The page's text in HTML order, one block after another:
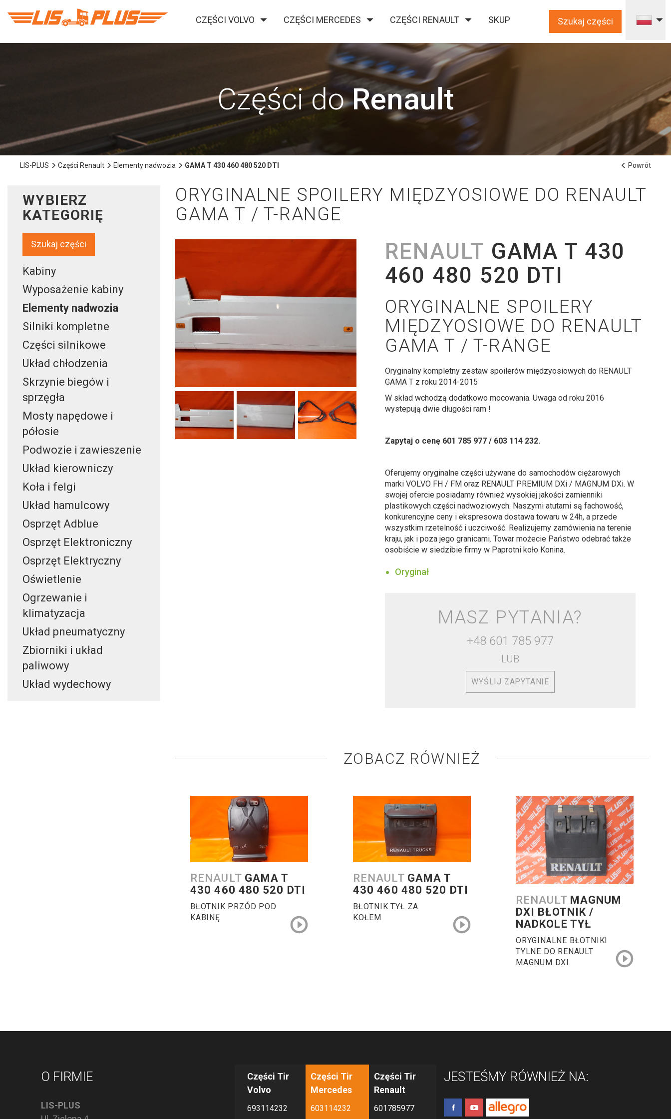
CZĘŚCI VOLVO CZĘŚCI MERCEDES CZĘŚCI RENAULT
SKUP
Szukaj części
Części doRenault
LIS-PLUS Części Renault Elementy nadwozia GAMA T 430 460 480 520 DTI Powrót
WYBIERZ
KATEGORIĘ
Szukaj części
Kabiny
Wyposażenie kabiny
Elementy nadwozia
Silniki kompletne
Części silnikowe
Układ chłodzenia
Skrzynie biegów i
sprzęgła
Mosty napędowe i
półosie
Podwozie i zawieszenie
Układ kierowniczy
Koła i felgi
Układ hamulcowy
Osprzęt Adblue
Osprzęt Elektroniczny
Osprzęt Elektryczny
Oświetlenie
Ogrzewanie i
klimatyzacja
Układ pneumatyczny
Zbiorniki i układ
paliwowy
Układ wydechowy
ORYGINALNE SPOILERY MIĘDZYOSIOWE DO RENAULT
GAMA T / T-RANGE
RENAULT GAMA T 430
460 480 520 DTI
ORYGINALNE SPOILERY
MIĘDZYOSIOWE DO RENAULT
GAMA T / T-RANGE
Oryginalny kompletny zestaw spoilerów międzyosiowych do RENAULT
GAMA T z roku 2014-2015
W skład wchodzą dodatkowo mocowania. Uwaga od roku 2016
wystepują dwie długości ram !
Zapytaj o cenę 601 785 977 / 603 114 232.
Oferujemy oryginalne części używane do samochodów ciężarowych
marki VOLVO FH / FM oraz RENAULT PREMIUM DXi / MAGNUM DXi. W
swojej ofercie posiadamy również wysokiej jakości zamienniki
plastikowych części nadwoziowych. Naszymi atutami są fachowość,
konkurencyjne ceny i ekspresowa dostawa towaru w 24h, a przede
wszystkim rzetelność i uczciwość. Realizujemy zamówienia na terenie
kraju, jak i poza jego granicami. Towar możecie Państwo odebrać także
osobiście w siedzibie firmy w Paprotni koło Konina.
Oryginał
MASZ PYTANIA?
+48 601 785 977
LUB
WYŚLIJ ZAPYTANIE
ZOBACZ RÓWNIEŻ
RENAULT GAMA T
430 460 480 520 DTI
BŁOTNIK PRZÓD POD
KABINĘ
RENAULT GAMA T
430 460 480 520 DTI
BŁOTNIK TYŁ ZA
KOŁEM
RENAULT MAGNUM
DXI BŁOTNIK /
NADKOLE TYŁ
ORYGINALNE BŁOTNIKI
TYLNE DO RENAULT
MAGNUM DXI
O FIRMIE
LIS-PLUS
Części Tir
Volvo
693114232
Części Tir
Mercedes
603114232
Części Tir
Renault
601785977
JESTEŚMY RÓWNIEŻ NA: